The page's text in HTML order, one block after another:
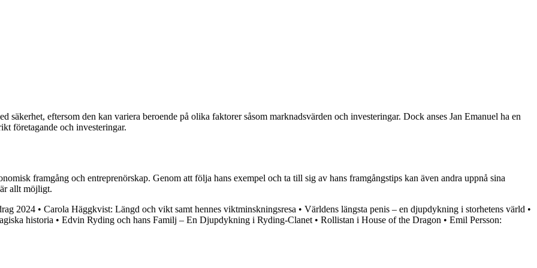
säkerhet, eftersom den kan variera beroende på olika faktorer såsom marknadsvärden och investeringar. Dock anses Jan Emanuel ha en
företagande och investeringar.
framgång och entreprenörskap. Genom att följa hans exempel och ta till sig av hans framgångstips kan även andra uppnå sina
allt möjligt.
2024 • Carola Häggkvist: Längd och vikt samt hennes viktminskningsresa • Världens längsta penis – en djupdykning i storhetens värld •
historia • Edvin Ryding och hans Familj – En Djupdykning i Ryding-Clanet • Rollistan i House of the Dragon • Emil Persson: